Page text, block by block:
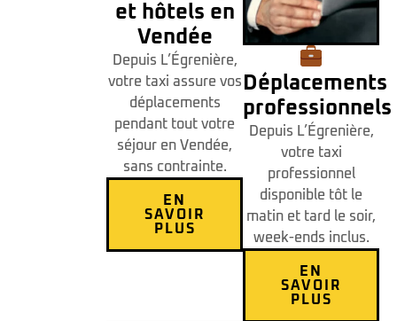
et hôtels en
Vendée
Depuis L’Égrenière,
votre taxi assure vos
déplacements
pendant tout votre
séjour en Vendée,
sans contrainte.
EN
SAVOIR
PLUS
Déplacements
professionnels
Depuis L’Égrenière,
votre taxi
professionnel
disponible tôt le
matin et tard le soir,
week-ends inclus.
EN
SAVOIR
PLUS